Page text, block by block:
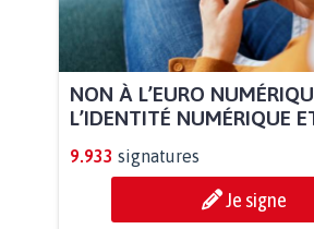
NON À L’EURO
L’IDENTITÉ NUMÉRIQUE
9.933 signatures
Je signe